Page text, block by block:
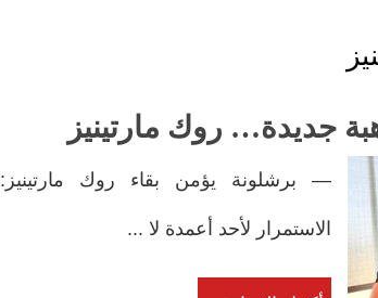
جديدة… روك مارتينيز
— برشلونة يؤمن بقاء روك مارتينيز:
الاستمرار لأحد أعمدة لا ...